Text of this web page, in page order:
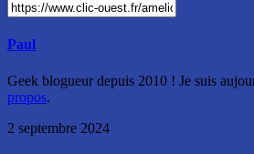
Paul
Geek blogueur depuis 2010 ! Je suis
propos.
2 septembre 2024